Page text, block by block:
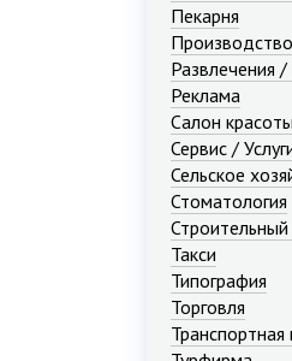
Пекарня
Производство
Развлечения
Реклама
Салон красоты
Сервис /
Сельское
Стоматология
Строительный
Такси
Типография
Торговля
Транспортная